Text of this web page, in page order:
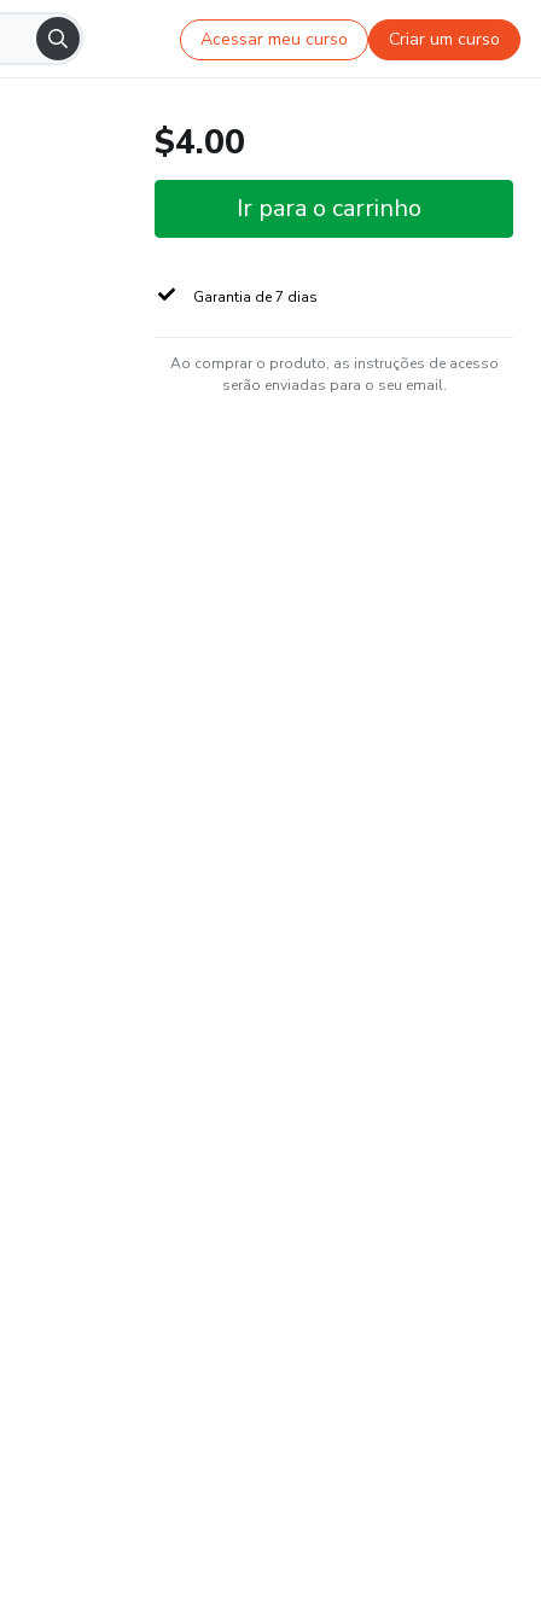
Acessar meu curso Criar um curso
$4.00
Ir para o carrinho
Garantia de 7 dias
Ao comprar o produto, as instruções de acesso
serão enviadas para o seu email.